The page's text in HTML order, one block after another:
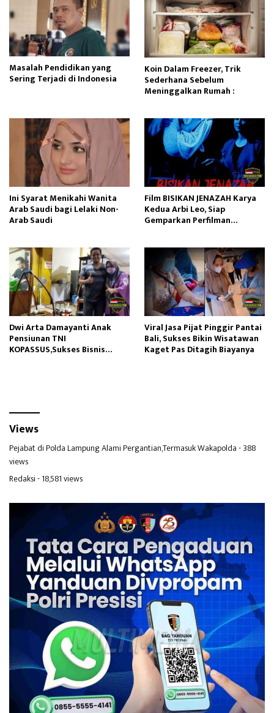
Masalah Pendidikan yang
Sering Terjadi di Indonesia
Koin Dalam Freezer, Trik
Sederhana Sebelum
Meninggalkan Rumah :
Ini Syarat Menikahi Wanita
Arab Saudi bagi Lelaki Non-
Arab Saudi
Film BISIKAN JENAZAH Karya
Kedua Arbi Leo, Siap
Gemparkan Perfilman
Dwi Arta Damayanti Anak
Pensiunan TNI
KOPASSUS,Sukses Bisnis
Viral Jasa Pijat Pinggir Pantai
Bali, Sukses Bikin Wisatawan
Kaget Pas Ditagih Biayanya
Views
Pejabat di Polda Lampung Alami Pergantian,Termasuk Wakapolda- 388
views
Redaksi- 18,581 views